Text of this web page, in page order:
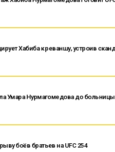
Хабиба к реваншу, устроив
Умара Нурмагомедова до больницы
боёв братьев на UFC 254